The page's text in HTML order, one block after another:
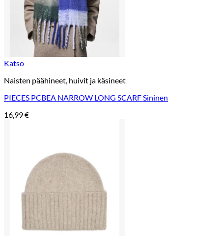
Katso
Naisten päähineet, huivit ja käsineet
PIECES PCBEA NARROW LONG SCARF Sininen
16,99€